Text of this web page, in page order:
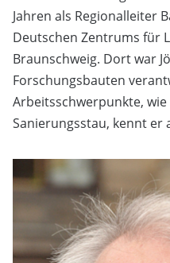
Jahren als Regionalleiter
Deutschen Zentrums für
Braunschweig. Dort war
Forschungsbauten
Arbeitsschwerpunkte,
Sanierungsstau, kennt er